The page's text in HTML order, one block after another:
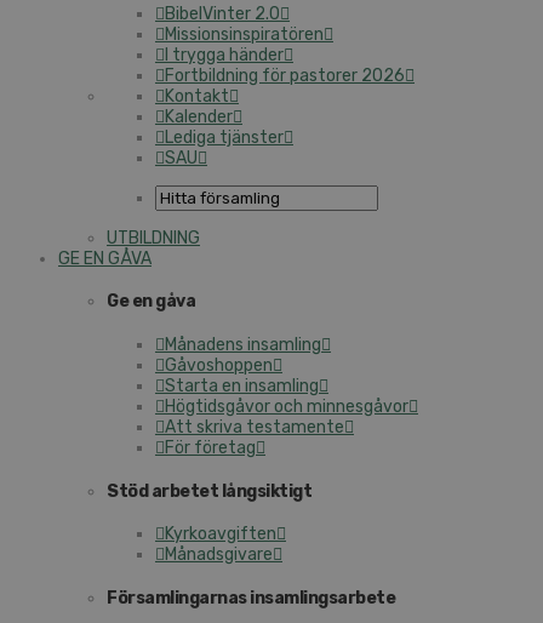
BibelVinter 2.0
Missionsinspiratören
I trygga händer
Fortbildning för pastorer 2026
Kontakt
Kalender
Lediga tjänster
SAU
UTBILDNING
GE EN GÅVA
Ge en gåva
Månadens insamling
Gåvoshoppen
Starta en insamling
Högtidsgåvor och minnesgåvor
Att skriva testamente
För företag
Stöd arbetet långsiktigt
Kyrkoavgiften
Månadsgivare
Församlingarnas insamlingsarbete